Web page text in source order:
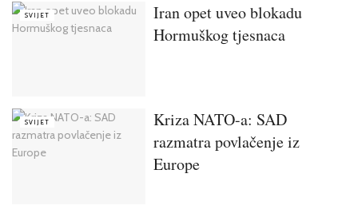
SVIJET
Iran opet uveo blokadu
Hormuškog tjesnaca
SVIJET
Kriza NATO-a: SAD
razmatra povlačenje iz
Europe